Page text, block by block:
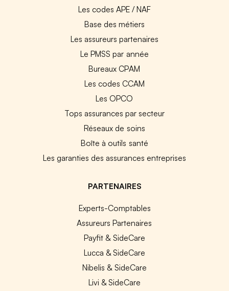
Les codes APE / NAF
Base des métiers
Les assureurs partenaires
Le PMSS par année
Bureaux CPAM
Les codes CCAM
Les OPCO
Tops assurances par secteur
Réseaux de soins
Boîte à outils santé
Les garanties des assurances entreprises
PARTENAIRES
Experts-Comptables
Assureurs Partenaires
Payfit & SideCare
Lucca & SideCare
Nibelis & SideCare
Livi & SideCare